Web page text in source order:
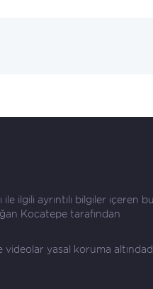
ilgili ayrıntılı bilgiler içeren
Kocatepe tarafından
yasal koruma